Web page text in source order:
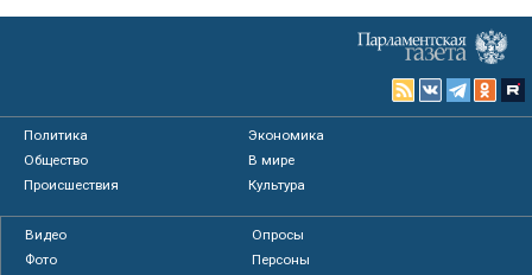
Политика
Экономика
Общество
В мире
Происшествия
Культура
Видео
Опросы
Фото
Персоны